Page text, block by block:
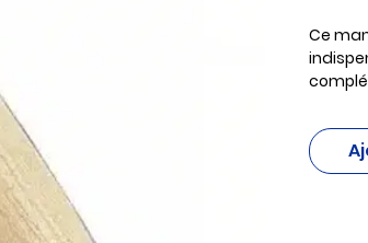
Ce
en
pour
ou